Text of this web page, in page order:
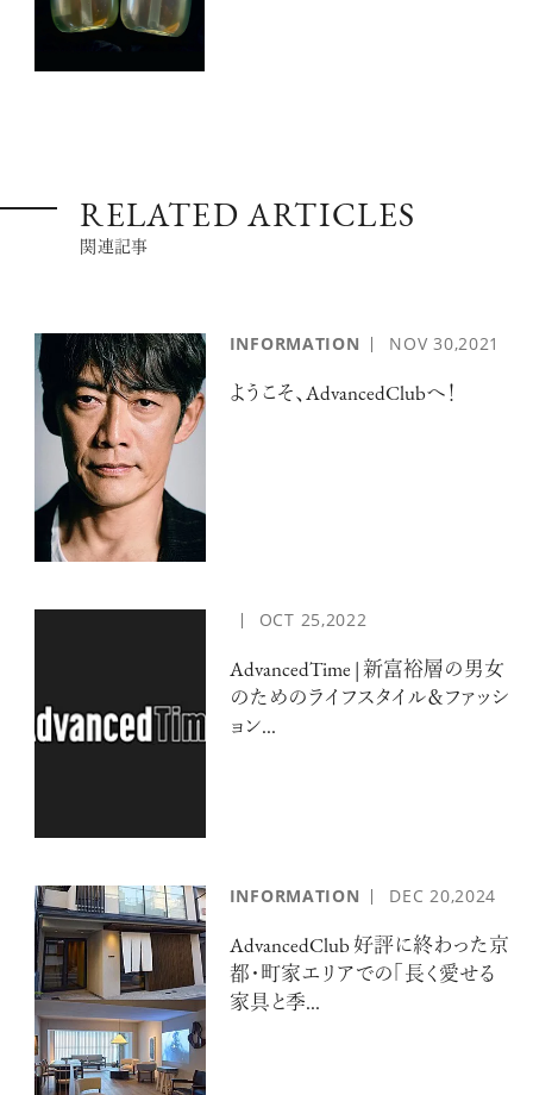
RELATED ARTICLES
関連記事
INFORMATION NOV 30,2021
ようこそ、AdvancedClubへ！
OCT 25,2022
AdvancedTime | 新富裕層の男女
のためのライフスタイル＆ファッシ
ョン...
INFORMATION DEC 20,2024
AdvancedClub 好評に終わった京
都・町家エリアでの「長く愛せる
家具と季...